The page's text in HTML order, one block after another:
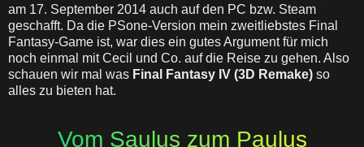
am 17. September 2014 auch auf den PC bzw. Steam
geschafft. Da die PSone-Version mein zweitliebstes Final
Fantasy-Game ist, war dies ein gutes Argument für mich
noch einmal mit Cecil und Co. auf die Reise zu gehen. Also
schauen wir mal was Final Fantasy IV (3D Remake) so
alles zu bieten hat.
Vom Saulus zum Paulus